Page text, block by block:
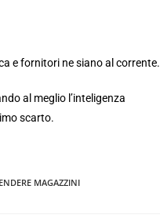
e fornitori ne siano al corrente.
al meglio l’inteligenza
scarto.
MAGAZZINI